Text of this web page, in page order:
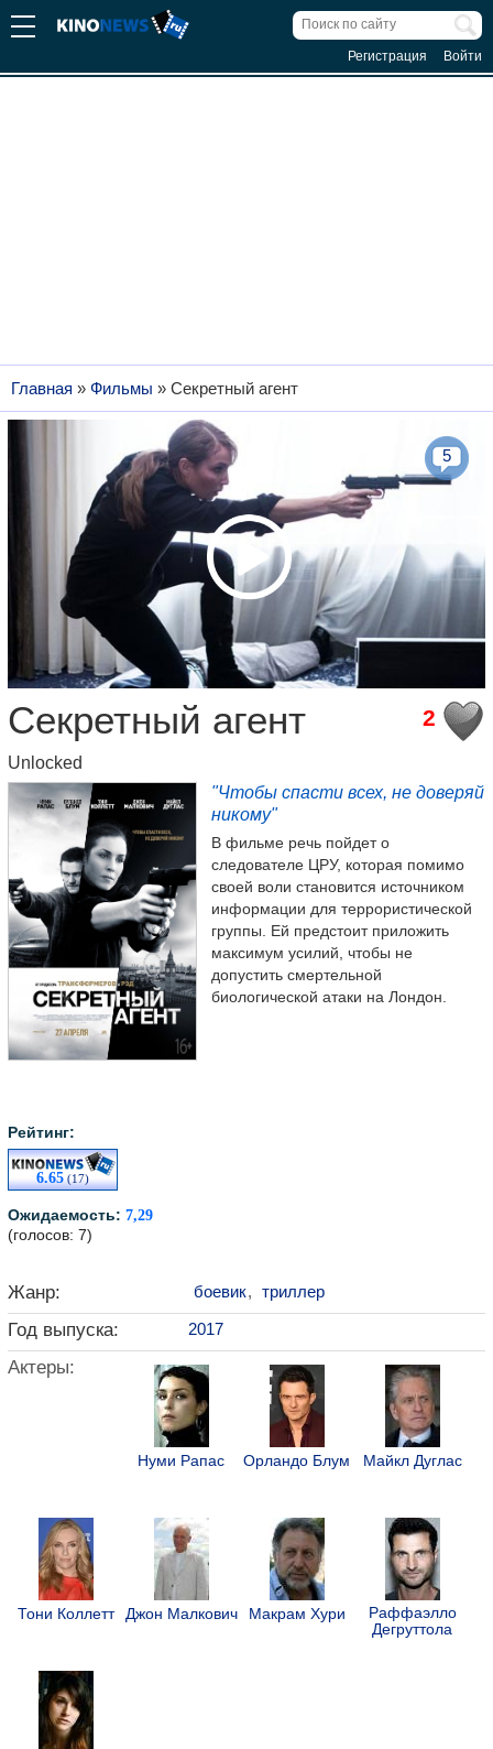
Регистрация Войти
Главная » Фильмы » Секретный агент
5
2
Секретный агент
Unlocked
Рейтинг:
6.65 (17)
Ожидаемость: 7,29
(голосов: 7)
"Чтобы спасти всех, не доверяй
никому"
В фильме речь пойдет о
следователе ЦРУ, которая помимо
своей воли становится источником
информации для террористической
группы. Ей предстоит приложить
максимум усилий, чтобы не
допустить смертельной
биологической атаки на Лондон.
Жанр: боевик, триллер
Год выпуска: 2017
Актеры:
Нуми Рапас Орландо Блум Майкл Дуглас
Тони Коллетт Джон Малкович Макрам Хури
Раффаэлло
Дегруттола